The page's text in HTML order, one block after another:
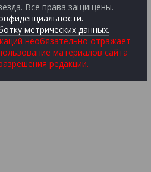
. Все права защищены.
метрических данных.
необязательно отражает
материалов сайта
редакции.